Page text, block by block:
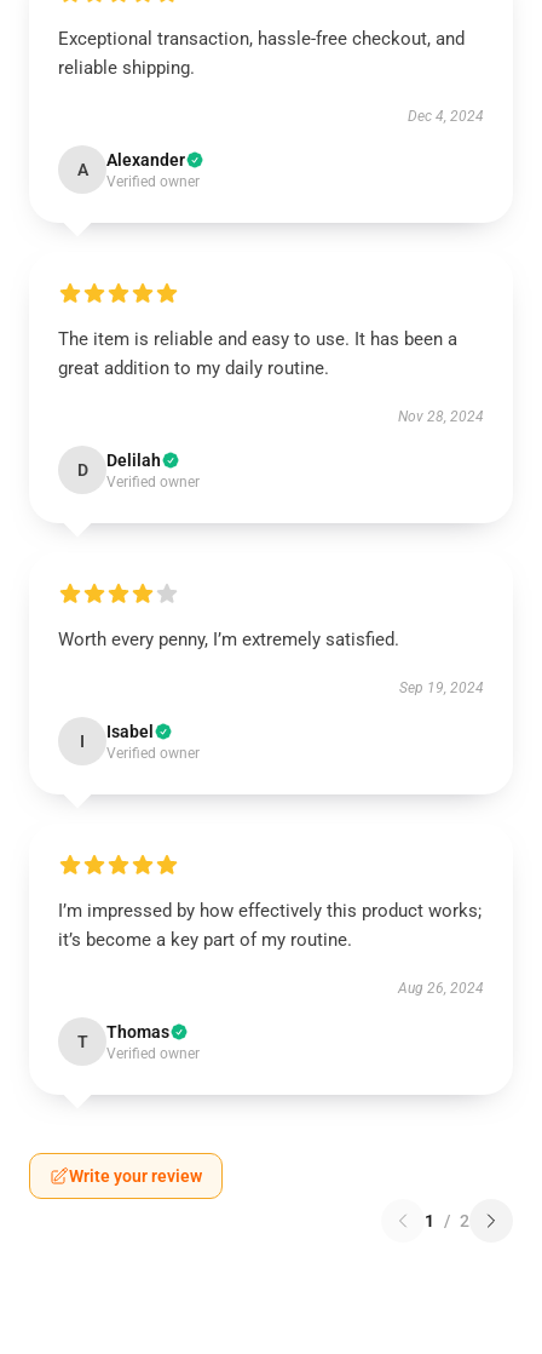
Exceptional transaction, hassle-free checkout, and
reliable shipping.
Dec 4, 2024
A Alexander
Verified owner
The item is reliable and easy to use. It has been a
great addition to my daily routine.
Nov 28, 2024
D Delilah
Verified owner
Worth every penny, I’m extremely satisfied.
Sep 19, 2024
I Isabel
Verified owner
I’m impressed by how effectively this product works;
it’s become a key part of my routine.
Aug 26, 2024
T Thomas
Verified owner
Write your review
1 / 2